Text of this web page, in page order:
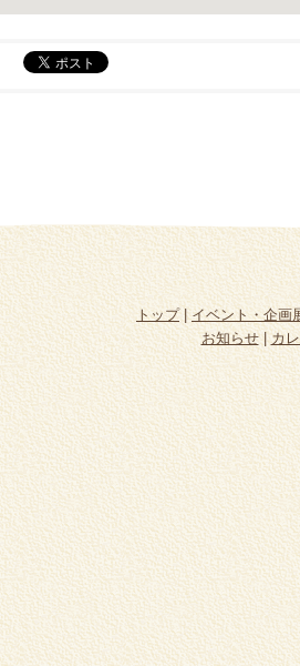
トップ|イベント・企画
お知らせ|カ